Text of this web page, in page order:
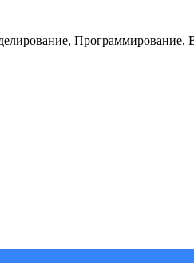
Программирование,